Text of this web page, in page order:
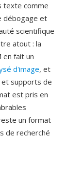
texte comme
débogage et
scientifique
atout : la
en fait un
d'image, et
et supports de
est pris en
un format
de recherché